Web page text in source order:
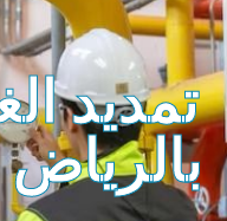
تمديد